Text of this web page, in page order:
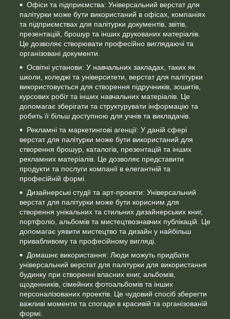
Офіси та підприємства: Універсальний верстат для
палітурки може бути використаний в офісах, компаніях
та підприємствах для палітурки документів, звітів,
презентацій, брошур та інших друкованих матеріалів.
Це дозволяє створювати професійно виглядаючі та
організовані документи.
Освітні установи: У навчальних закладах, таких як
школи, коледжі та університети, верстат для палітурки
використовується для створення підручників, зошитів,
курсових робіт та інших навчальних матеріалів. Це
допомагає зберігати та структурувати інформацію та
робить її більш доступною для учнів та викладачів.
Рекламні та маркетингові агенції: У даній сфері
верстат для палітурки може бути використаний для
створення брошур, каталогів, презентацій та інших
рекламних матеріалів. Це дозволяє представити
продукти та послуги компанії в елегантній та
професійній формі.
Дизайнерські студії та арт-проекти: Універсальний
верстат для палітурки може бути корисним для
створення унікальних та стильних дизайнерських книг,
портфоліо, альбомів та мистецтвознавчих публікацій. Це
допомагає уявити мистецтво та дизайн у найбільш
привабливому та професійному вигляді.
Домашнє використання: Люди можуть придбати
універсальний верстат для палітурки для використання
будинку при створенні власних книг, альбомів,
щоденників, сімейних фотоальбомів та інших
персоналізованих проектів. Це чудовий спосіб зберегти
важливі моменти та спогади в красивій та організованій
формі.